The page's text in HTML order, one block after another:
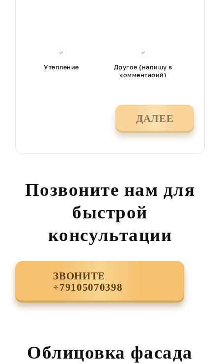
Утепление
Другое (напишу в
комментарий)
ДАЛЕЕ
Позвоните нам для
быстрой
консультации
ЗВОНИТЕ
+79105070398
Облицовка фасада